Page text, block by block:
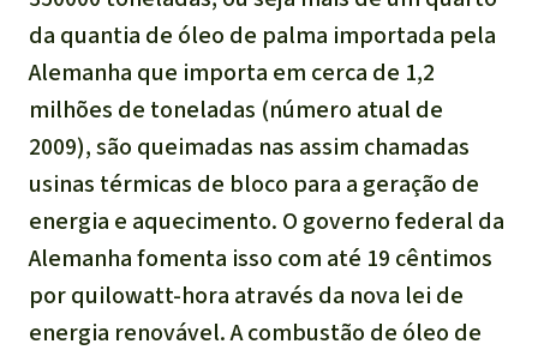
da quantia de óleo de palma importada pela
Alemanha que importa em cerca de 1,2
milhões de toneladas (número atual de
2009), são queimadas nas assim chamadas
usinas térmicas de bloco para a geração de
energia e aquecimento. O governo federal da
Alemanha fomenta isso com até 19 cêntimos
por quilowatt-hora através da nova lei de
energia renovável. A combustão de óleo de